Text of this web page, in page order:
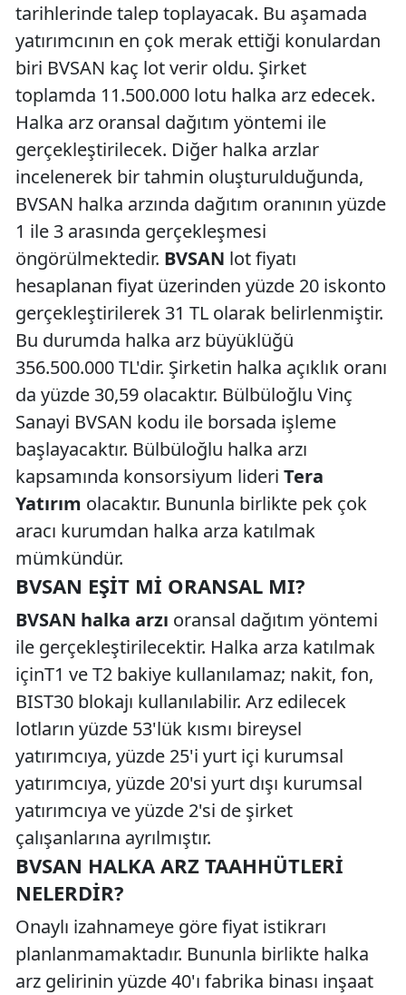
tarihlerinde talep toplayacak. Bu aşamada
yatırımcının en çok merak ettiği konulardan
biri BVSAN kaç lot verir oldu. Şirket
toplamda 11.500.000 lotu halka arz edecek.
Halka arz oransal dağıtım yöntemi ile
gerçekleştirilecek. Diğer halka arzlar
incelenerek bir tahmin oluşturulduğunda,
BVSAN halka arzında dağıtım oranının yüzde
1 ile 3 arasında gerçekleşmesi
öngörülmektedir. BVSAN lot fiyatı
hesaplanan fiyat üzerinden yüzde 20 iskonto
gerçekleştirilerek 31 TL olarak belirlenmiştir.
Bu durumda halka arz büyüklüğü
356.500.000 TL'dir. Şirketin halka açıklık oranı
da yüzde 30,59 olacaktır. Bülbüloğlu Vinç
Sanayi BVSAN kodu ile borsada işleme
başlayacaktır. Bülbüloğlu halka arzı
kapsamında konsorsiyum lideri Tera
Yatırım olacaktır. Bununla birlikte pek çok
aracı kurumdan halka arza katılmak
mümkündür.
BVSAN EŞIT MI ORANSAL MI?
BVSAN halka arzı oransal dağıtım yöntemi
ile gerçekleştirilecektir. Halka arza katılmak
içinT1 ve T2 bakiye kullanılamaz; nakit, fon,
BIST30 blokajı kullanılabilir. Arz edilecek
lotların yüzde 53'lük kısmı bireysel
yatırımcıya, yüzde 25'i yurt içi kurumsal
yatırımcıya, yüzde 20'si yurt dışı kurumsal
yatırımcıya ve yüzde 2'si de şirket
çalışanlarına ayrılmıştır.
BVSAN HALKA ARZ TAAHHÜTLERI
NELERDIR?
Onaylı izahnameye göre fiyat istikrarı
planlanmamaktadır. Bununla birlikte halka
arz gelirinin yüzde 40'ı fabrika binası inşaat